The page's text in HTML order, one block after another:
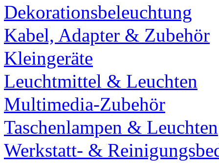
Dekorationsbeleuchtung
Kabel, Adapter & Zubehör
Kleingeräte
Leuchtmittel & Leuchten
Multimedia-Zubehör
Taschenlampen & Leuchten
Werkstatt- &